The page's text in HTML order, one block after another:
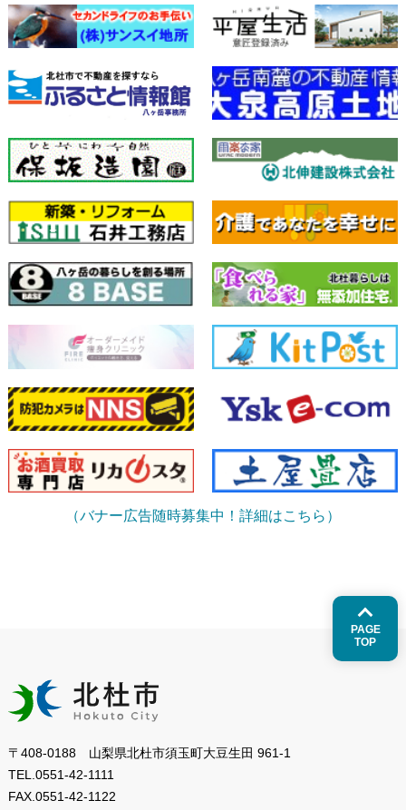
（バナー広告随時募集中！詳細はこちら）
PAGE
TOP
〒408-0188 山梨県北杜市須玉町大豆生田 961-1
TEL. 0551-42-1111
FAX. 0551-42-1122